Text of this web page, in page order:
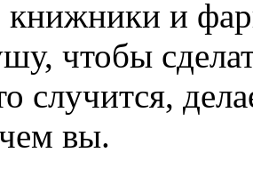
книжники и
чтобы
случится,
вы.